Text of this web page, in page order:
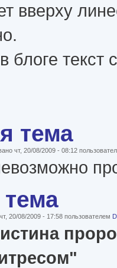
вверху
блоге текст
тема
чт, 20/08/2009 - 08:12
20/08/2009 - 17:58 пользователем